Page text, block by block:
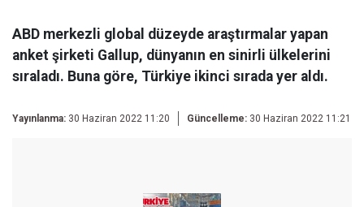
ABD merkezli global düzeyde araştırmalar yapan
anket şirketi Gallup, dünyanın en sinirli ülkelerini
sıraladı. Buna göre, Türkiye ikinci sırada yer aldı.
Yayınlanma: 30 Haziran 2022 11:20 Güncelleme: 30 Haziran 2022 11:21